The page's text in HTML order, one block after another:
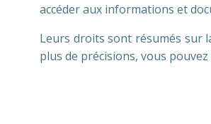
accéder aux informations et
Leurs droits sont résumés sur
plus de précisions, vous